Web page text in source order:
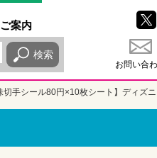
案内
検索
お問い合
切手シール80円×10枚シート】ディ